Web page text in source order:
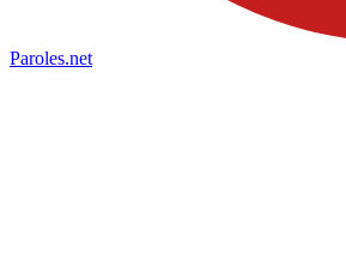
Paroles.net